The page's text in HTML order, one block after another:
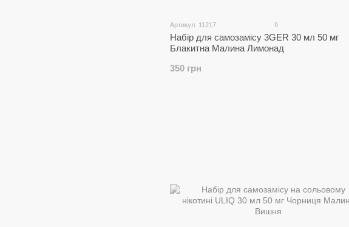
Артикул: 11217 6
Набір для самозамісу 3GER 30 мл 50 мг
Блакитна Малина Лимонад
350 грн